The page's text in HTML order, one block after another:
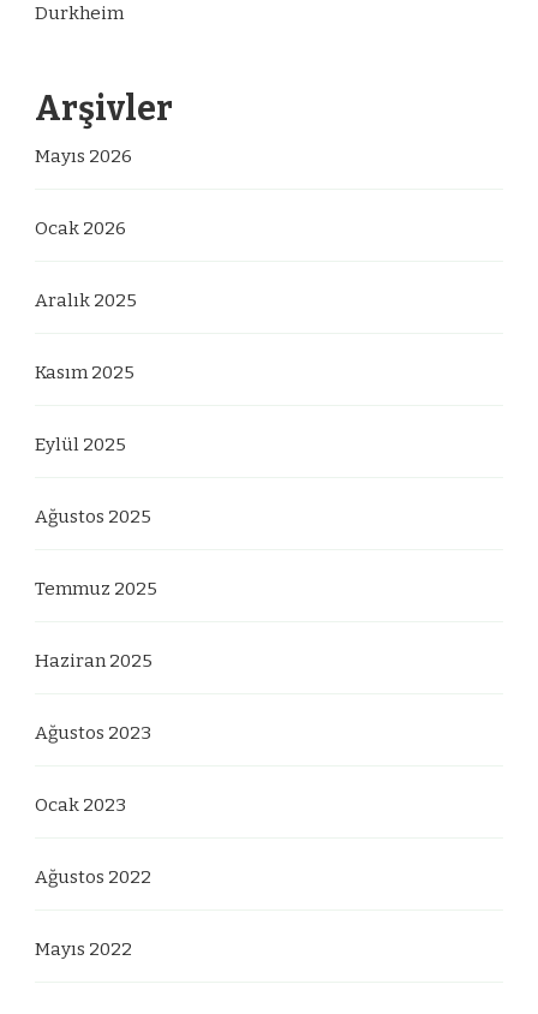
Durkheim
Arşivler
Mayıs 2026
Ocak 2026
Aralık 2025
Kasım 2025
Eylül 2025
Ağustos 2025
Temmuz 2025
Haziran 2025
Ağustos 2023
Ocak 2023
Ağustos 2022
Mayıs 2022